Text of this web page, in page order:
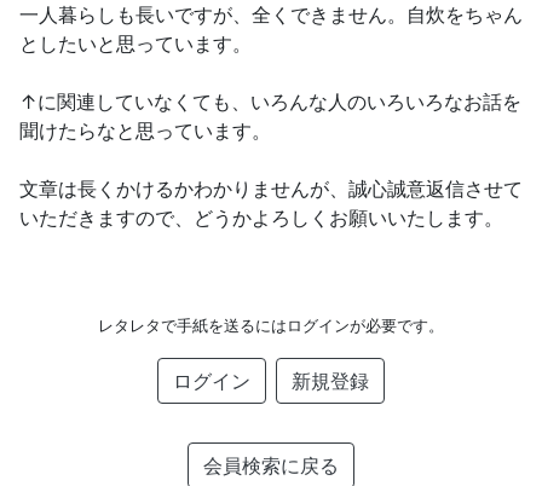
一人暮らしも長いですが、全くできません。自炊をちゃん
としたいと思っています。
↑に関連していなくても、いろんな人のいろいろなお話を
聞けたらなと思っています。
文章は長くかけるかわかりませんが、誠心誠意返信させて
いただきますので、どうかよろしくお願いいたします。
レタレタで手紙を送るにはログインが必要です。
ログイン 新規登録
会員検索に戻る